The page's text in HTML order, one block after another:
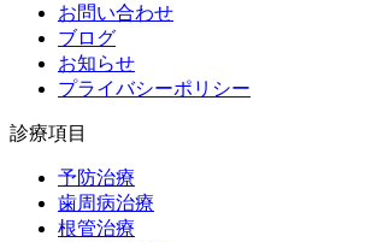
お問い合わせ
ブログ
お知らせ
プライバシーポリシー
診療項目
予防治療
歯周病治療
根管治療